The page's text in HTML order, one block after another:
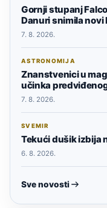
Gornji stupanj
Danuri snimila novi
7. 8. 2026.
ASTRONOMIJA
Znanstvenici u
učinka
7. 8. 2026.
SVEMIR
Tekući dušik izbija
6. 8. 2026.
Sve novosti